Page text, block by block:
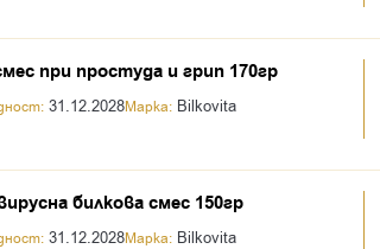
при простуда и грип 170гр
31.12.2028Марка: Bilkovita
билкова смес 150гр
31.12.2028Марка: Bilkovita